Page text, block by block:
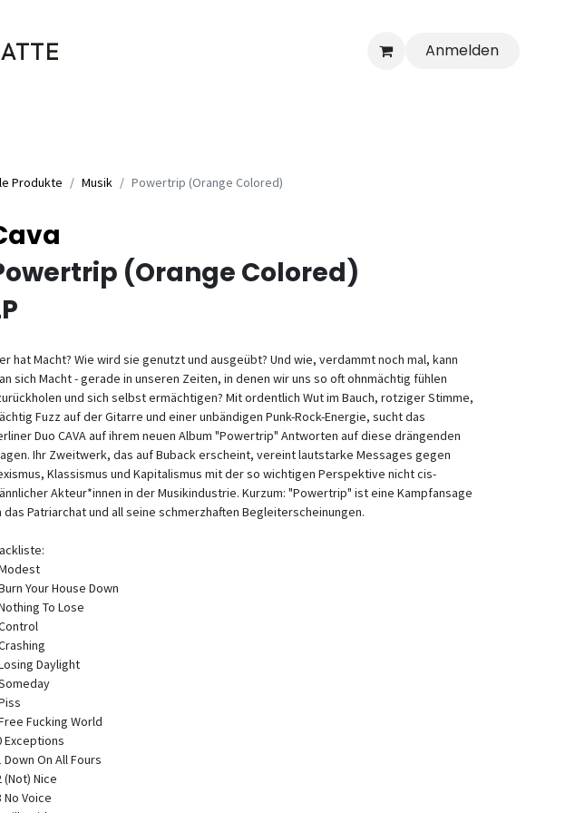
Anmelden
Produkte Musik Powertrip (Orange Colored)
(Orange Colored)
hat Macht? Wie wird sie genutzt und ausgeübt? Und wie, verdammt noch mal, kann
sich Macht - gerade in unseren Zeiten, in denen wir uns so oft ohnmächtig fühlen
und sich selbst ermächtigen? Mit ordentlich Wut im Bauch, rotziger Stimme,
Fuzz auf der Gitarre und einer unbändigen Punk-Rock-Energie, sucht das
Duo CAVA auf ihrem neuen Album "Powertrip" Antworten auf diese drängenden
Ihr Zweitwerk, das auf Buback erscheint, vereint lautstarke Messages gegen
Klassismus und Kapitalismus mit der so wichtigen Perspektive nicht cis-
Akteur*innen in der Musikindustrie. Kurzum: "Powertrip" ist eine Kampfansage
das Patriarchat und all seine schmerzhaften Begleiterscheinungen.
Your House Down
To Lose
Daylight
Fucking World
Exceptions
Down On All Fours
(Not) Nice
No Voice